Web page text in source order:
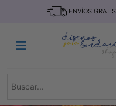
ENVÍOS
TEJIDO